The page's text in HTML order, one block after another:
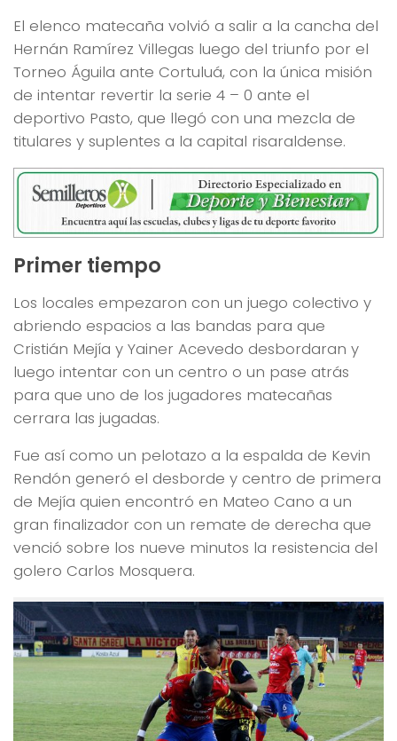
El elenco matecaña volvió a salir a la cancha del
Hernán Ramírez Villegas luego del triunfo por el
Torneo Águila ante Cortuluá, con la única misión
de intentar revertir la serie 4 – 0 ante el
deportivo Pasto, que llegó con una mezcla de
titulares y suplentes a la capital risaraldense.
Primer tiempo
Los locales empezaron con un juego colectivo y
abriendo espacios a las bandas para que
Cristián Mejía y Yainer Acevedo desbordaran y
luego intentar con un centro o un pase atrás
para que uno de los jugadores matecañas
cerrara las jugadas.
Fue así como un pelotazo a la espalda de Kevin
Rendón generó el desborde y centro de primera
de Mejía quien encontró en Mateo Cano a un
gran finalizador con un remate de derecha que
venció sobre los nueve minutos la resistencia del
golero Carlos Mosquera.